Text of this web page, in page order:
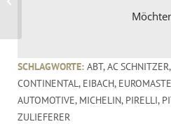
SCHLAGWORTE: ABT,AC SCHNITZER,
CONTINENTAL, EIBACH,
AUTOMOTIVE, MICHELIN, PIRELLI,
ZULIEFERER